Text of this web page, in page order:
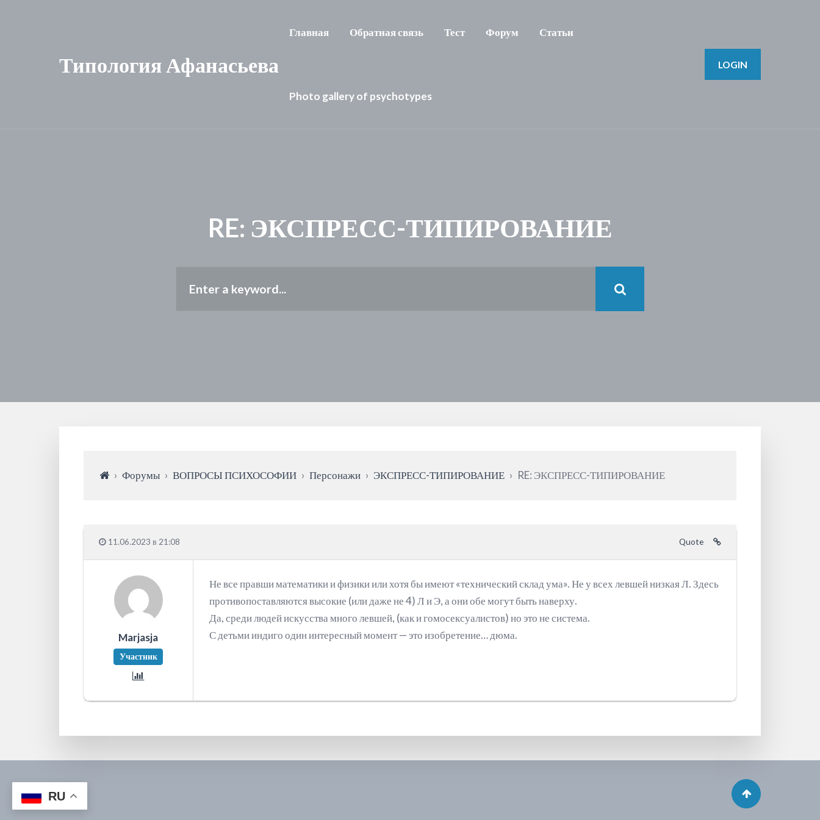
Типология Афанасьева
Главная Обратная связь Тест Форум Статьи
Photo gallery of psychotypes
LOGIN
RE: ЭКСПРЕСС-ТИПИРОВАНИЕ
› Форумы › ВОПРОСЫ ПСИХОСОФИИ › Персонажи › ЭКСПРЕСС-ТИПИРОВАНИЕ › RE: ЭКСПРЕСС-ТИПИРОВАНИЕ
11.06.2023 в 21:08 Quote
Marjasja
Участник
Не все правши математики и физики или хотя бы имеют «технический склад ума». Не у всех левшей низкая Л. Здесь
противопоставляются высокие (или даже не 4) Л и Э, а они обе могут быть наверху.
Да, среди людей искусства много левшей, (как и гомосексуалистов) но это не система.
С детьми индиго один интересный момент — это изобретение… дюма.
RU